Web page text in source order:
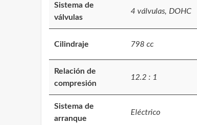
Sistema de
válvulas
4 válvulas, DOHC
Cilindraje 798 cc
Relación de
compresión
12.2 : 1
Sistema de
arranque
Eléctrico